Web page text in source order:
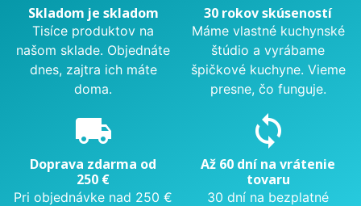
Skladom je skladom
Tisíce produktov na
našom sklade. Objednáte
dnes, zajtra ich máte
doma.
30 rokov skúseností
Máme vlastné kuchynské
štúdio a vyrábame
špičkové kuchyne. Vieme
presne, čo funguje.
local_shipping
Doprava zdarma od
250 €
Pri objednávke nad 250 €
sync
Až 60 dní na vrátenie
tovaru
30 dní na bezplatné